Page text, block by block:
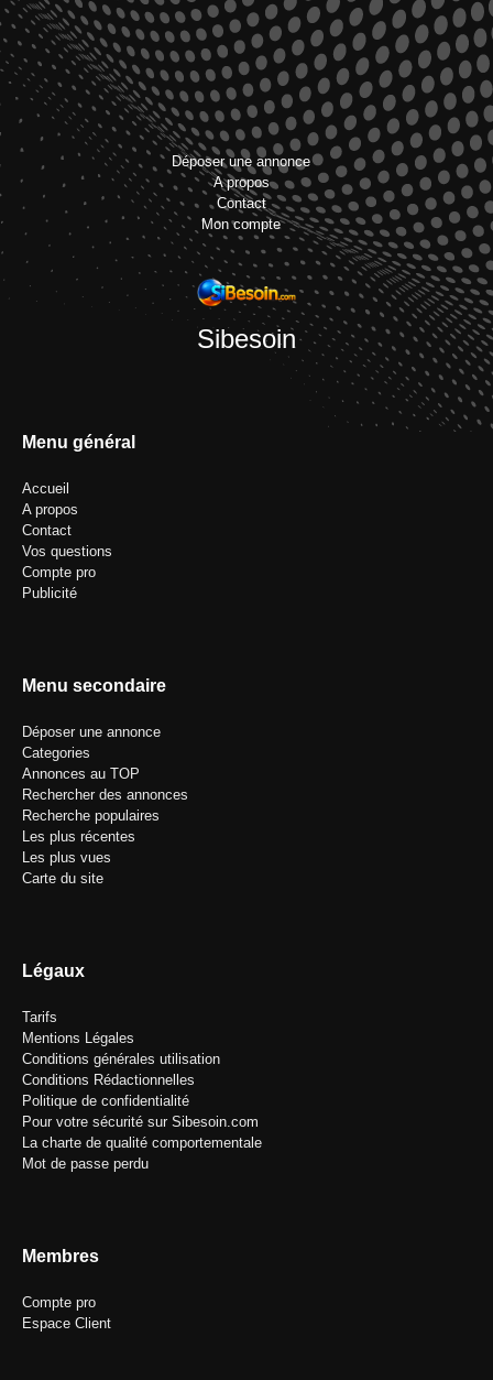
Déposer une annonce
A propos
Contact
Mon compte
Sibesoin
Menu général
Accueil
A propos
Contact
Vos questions
Compte pro
Publicité
Menu secondaire
Déposer une annonce
Categories
Annonces au TOP
Rechercher des annonces
Recherche populaires
Les plus récentes
Les plus vues
Carte du site
Légaux
Tarifs
Mentions Légales
Conditions générales utilisation
Conditions Rédactionnelles
Politique de confidentialité
Pour votre sécurité sur Sibesoin.com
La charte de qualité comportementale
Mot de passe perdu
Membres
Compte pro
Espace Client